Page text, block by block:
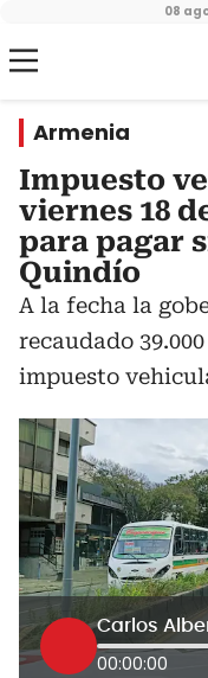
08
Armenia
Impuesto
viernes 18
para pagar
Quindío
A la fecha la
recaudado
impuesto
00:00:00